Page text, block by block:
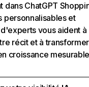
dans ChatGPT
personnalisables et
vous aident à
récit et à
croissance